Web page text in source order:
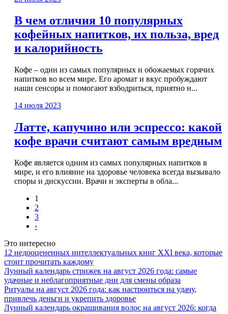
В чем отличия 10 популярных
кофейных напитков, их польза, вред
и калорийность
Кофе – один из самых популярных и обожаемых горячих
напитков во всем мире. Его аромат и вкус пробуждают
наши сенсоры и помогают взбодриться, приятно н...
14 июля 2023
Латте, капучино или эспрессо: какой
кофе врачи считают самым вредным
Кофе является одним из самых популярных напитков в
мире, и его влияние на здоровье человека всегда вызывало
споры и дискуссии. Врачи и эксперты в обла...
1
2
3
›
Это интересно
12 недооцененных интеллектуальных книг XXI века, которые
стоит прочитать каждому
Лунный календарь стрижек на август 2026 года: самые
удачные и неблагоприятные дни для смены образа
Ритуалы на август 2026 года: как настроиться на удачу,
привлечь деньги и укрепить здоровье
Лунный календарь окрашивания волос на август 2026: когда